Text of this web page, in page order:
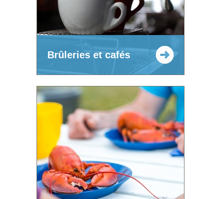
Brûleries et cafés